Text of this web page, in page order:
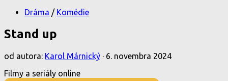
Dráma / Komédie
Stand up
od autora: Karol Márnický · 6. novembra 2024
Filmy a seriály online